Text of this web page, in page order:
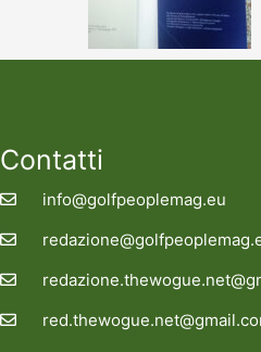
Contatti
info@golfpeoplemag.eu